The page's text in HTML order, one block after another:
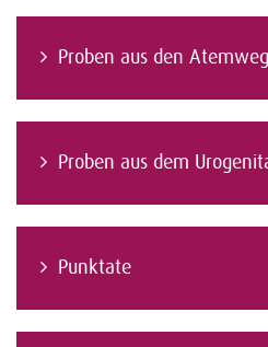
Proben aus den
Proben aus dem
Punktate